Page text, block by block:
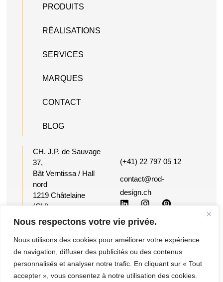
Nous respectons votre vie privée.
Nous utilisons des cookies pour améliorer votre expérience
de navigation, diffuser des publicités ou des contenus
personnalisés et analyser notre trafic. En cliquant sur « Tout
accepter », vous consentez à notre utilisation des cookies.
PRODUITS
RÉALISATIONS
SERVICES
MARQUES
CONTACT
BLOG
CH. J.P. de Sauvage
37,
Bât Verntissa / Hall
nord
1219 Châtelaine
(CH)
(+41) 22 797 05 12
contact@rod-
design.ch
©2026 Reactiv
Office Design -
Tous droits
Conditions
générales de
vente et de
Ce site a été
imaginé et créé
par ROD &